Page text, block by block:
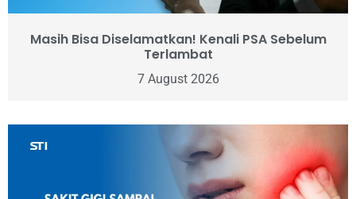
Masih Bisa Diselamatkan! Kenali PSA Sebelum
Terlambat
7 August 2026